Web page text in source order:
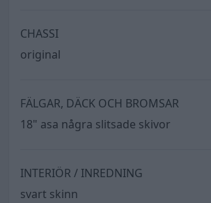
CHASSI
original
FÄLGAR, DÄCK OCH BROMSAR
18" asa några slitsade skivor
INTERIÖR / INREDNING
svart skinn